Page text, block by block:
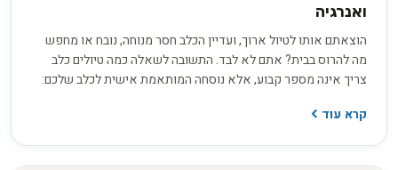
ואנרגיה
הוצאתם אותו לטיול ארוך, ועדיין הכלב חסר מנוחה, נובח או מחפש
מה להרוס בבית? אתם לא לבד. התשובה לשאלה כמה טיולים כלב
צריך אינה מספר קבוע, אלא נוסחה המותאמת אישית לכלב שלכם:
הפיזית. אז איך מחשבים את נוסחת הטיולים המדויקת לכלב שלכם,
קרא עוד